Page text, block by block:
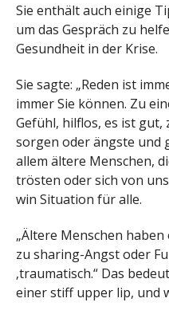
Sie enthält auch einige
um das Gespräch zu
Gesundheit in der Krise.
Sie sagte: „Reden ist
immer Sie können. Zu
Gefühl, hilflos, es ist
sorgen oder ängste und
allem ältere Menschen,
trösten oder sich von
win Situation für alle.
„Ältere Menschen
zu sharing-Angst oder
‚traumatisch.“ Das
einer stiff upper lip, und